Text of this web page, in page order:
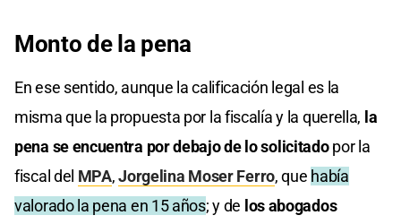
Monto de la pena
En ese sentido, aunque la calificación legal es la
misma que la propuesta por la fiscalía y la querella, la
pena se encuentra por debajo de lo solicitadopor la
fiscal del MPA,Jorgelina Moser Ferro, que había
valorado la pena en 15 años; y de los abogados